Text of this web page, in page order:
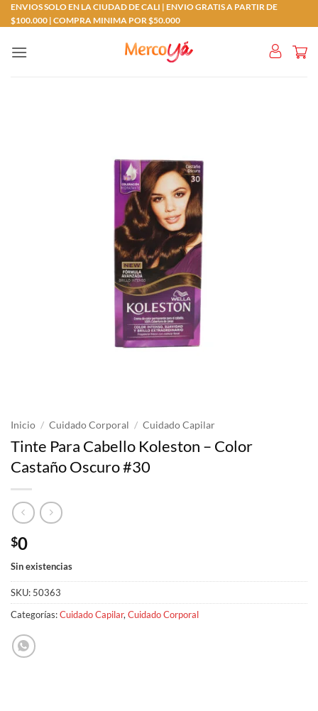
Saltar
al
ENVIOS SOLO EN LA CIUDAD DE CALI | ENVIO GRATIS A PARTIR DE
$100.000 | COMPRA MINIMA POR $50.000
Inicio / Cuidado Corporal / Cuidado Capilar
Tinte Para Cabello Koleston – Color
Castaño Oscuro #30
$0
Sin existencias
SKU: 50363
Categorías:Cuidado Capilar,Cuidado Corporal